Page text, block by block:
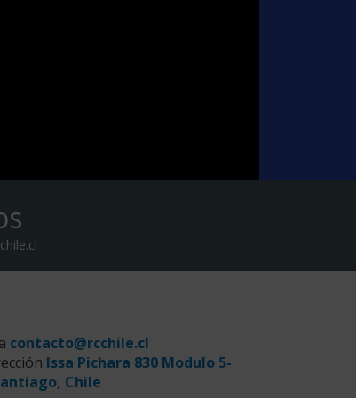
contacto@rcchile.cl
Issa Pichara 830 Modulo 5-
Chile